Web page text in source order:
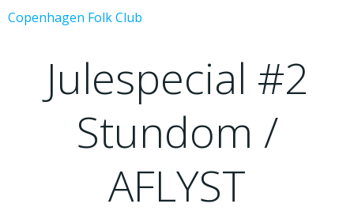
Copenhagen Folk Club
Julespecial #2
Stundom /
AFLYST